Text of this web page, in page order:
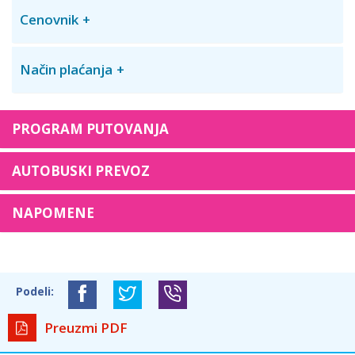
Cenovnik
Način plaćanja
PROGRAM PUTOVANJA
AUTOBUSKI PREVOZ
NAPOMENE
Podeli:
Preuzmi PDF